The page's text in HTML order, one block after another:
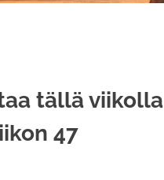
tällä viikolla
47